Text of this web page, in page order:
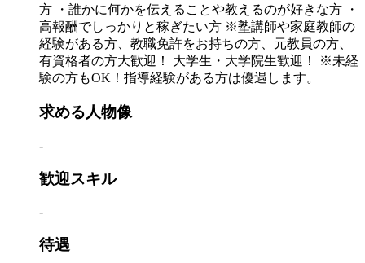
方 ・誰かに何かを伝えることや教えるのが好きな方 ・
高報酬でしっかりと稼ぎたい方 ※塾講師や家庭教師の
経験がある方、教職免許をお持ちの方、元教員の方、
有資格者の方大歓迎！ 大学生・大学院生歓迎！ ※未経
験の方もOK！指導経験がある方は優遇します。
求める人物像
-
歓迎スキル
-
待遇